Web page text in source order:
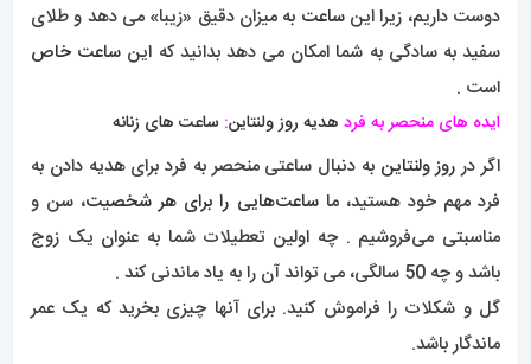
دوست داریم، زیرا اینساعت به میزان دقیق «زیبا» می دهد و طلای
سفید به سادگی به شما امکان می دهد بدانید که این ساعت خاص
است .
ایده های منحصر به فرد هدیه روز ولنتاین: ساعت های زنانه
اگر در روز ولنتاین به دنبال ساعتی منحصر به فرد برای هدیه دادن به
فرد مهم خود هستید، ماساعت‌هایی را برای هر شخصیت، سن و
مناسبتی می‌فروشیم . چه اولین تعطیلات شما به عنوان یک زوج
باشد و چه 50 سالگی، می تواند آن را به یاد ماندنی کند .
گل و شکلات را فراموش کنید. برای آنها چیزی بخرید که یک عمر
ماندگار باشد.